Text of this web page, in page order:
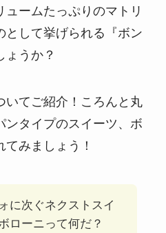
ュームたっぷりのマトリ
として挙げられる『ボン
ょうか？
いてご紹介！ころんと丸
ンタイプのスイーツ、ボ
みましょう！
に次ぐネクストスイ
ローニって何だ？